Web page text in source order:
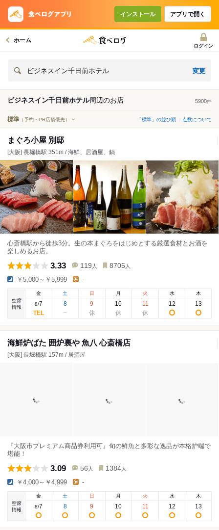
インストール アプリで開く
ホーム
ログイン
ビジネスイン千日前ホテル 変更
ビジネスイン千日前ホテル周辺のお店 5900件
標準 （予約・PR店舗優先） 「標準」の並び順 点数について
まぐろ小屋 別邸
[大阪] 長堀橋駅 351m / 海鮮、居酒屋、鍋
心斎橋駅から徒歩3分。生の本まぐろをはじめとする厳選食材とお酒を
楽しめるお店。
3.33 119 人 8705 人
￥5,000～￥5,999 -
空席
情報
金
8/7
土
8
日
9
月
10
火
11
水
12
木
13
海鮮炉ばた 囲炉裏や 魚八 心斎橋店
[大阪] 長堀橋駅 157m / 居酒屋
『大阪市プレミアム商品券利用可』旬の鮮魚と多彩な逸品が本格炉端で
堪能！
3.09 56 人 1384 人
￥4,000～￥4,999 -
空席
情報
金
8/7
土
8
日
9
月
10
火
11
水
12
木
13